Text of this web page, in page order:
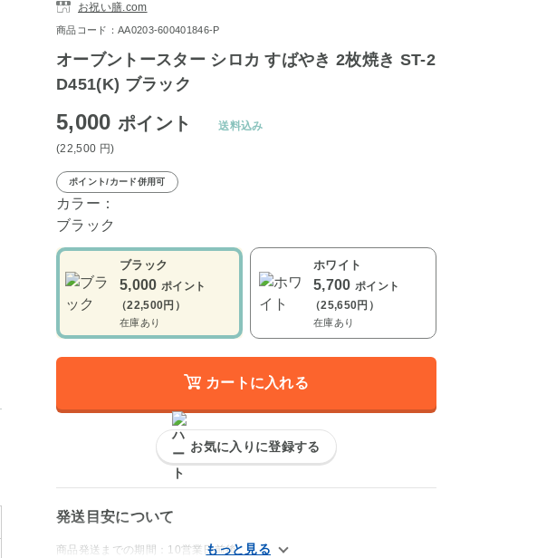
お祝い膳.com
商品コード：AA0203-600401846-P
オーブントースター シロカ すばやき 2枚焼き ST-2
D451(K) ブラック
5,000 ポイント
(22,500 円)
送料込み
ポイント/カード併用可
カラー：
ブラック
ブラック
5,000 ポイント
（22,500円）
在庫あり
ホワイト
5,700 ポイント
（25,650円）
在庫あり
カートに入れる
お気に入りに登録する
発送目安について
商品発送までの期間：10営業日前後